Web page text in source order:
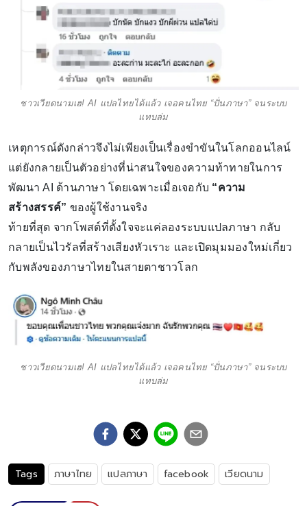
ชาวเวียดนามเฮ! AI แปลไทยได้แล้ว เจอคนไทย “ปั่นภาษา” จนระบบ
แทบล่ม
เหตุการณ์ดังกล่าวจึงไม่เพียงเป็นเรื่องขำขันในโลกออนไลน์
แต่ยังกลายเป็นตัวอย่างที่น่าสนใจของความท้าทายในการ
พัฒนา AI ด้านภาษา โดยเฉพาะเมื่อเจอกับ “ความ
สร้างสรรค์” ของผู้ใช้งานจริง
ท้ายที่สุด จากโพสต์ที่ตั้งใจจะแค่ลองระบบแปลภาษา กลับ
กลายเป็นไวรัลที่สร้างเสียงหัวเราะ และเปิดมุมมองใหม่เกี่ยว
กับพลังของภาษาไทยในสายตาชาวโลก
ชาวเวียดนามเฮ! AI แปลไทยได้แล้ว เจอคนไทย “ปั่นภาษา” จนระบบ
แทบล่ม
Tags ภาษาไทย แปลภาษา facebook เวียดนาม